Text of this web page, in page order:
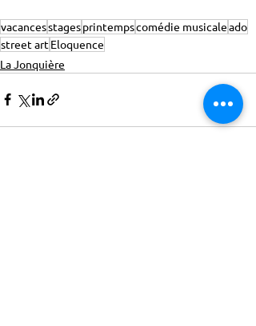
vacancesstagesprintempscomédie musicaleado
street artEloquence
La Jonquière